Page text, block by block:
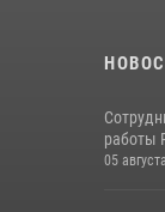
работы
05